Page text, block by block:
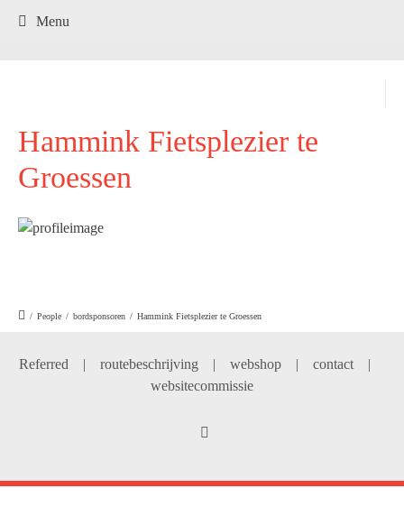
Hammink Fietsplezier te
Groessen
/ People / bordsponsoren / Hammink Fietsplezier te Groessen
Referred | routebeschrijving | webshop | contact |
websitecommissie
Menu